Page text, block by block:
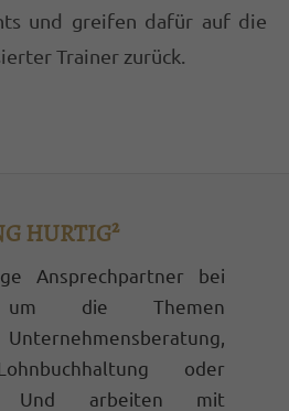
und greifen dafür auf die
Trainer zurück.
HURTIG²
Ansprechpartner bei
die Themen
oder
Und arbeiten mit